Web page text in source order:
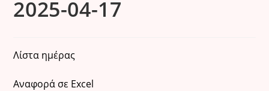
2025-04-17
Λίστα ημέρας
Αναφορά σε Excel